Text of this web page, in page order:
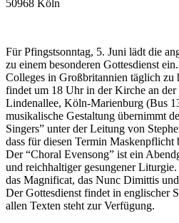
50968 Köln
Für Pfingstsonntag, 5. Juni lädt die
zu einem besonderen Gottesdienst
Colleges in Großbritannien täglich zu
findet um 18 Uhr in der Kirche an der
Lindenallee, Köln-Marienburg (Bus
musikalische Gestaltung übernimmt
Singers” unter der Leitung von
dass für diesen Termin Maskenpflicht
Der “Choral Evensong” ist ein
und reichhaltiger gesungener
das Magnificat, das Nunc Dimittis
Der Gottesdienst findet in englischer
allen Texten steht zur Verfügung.